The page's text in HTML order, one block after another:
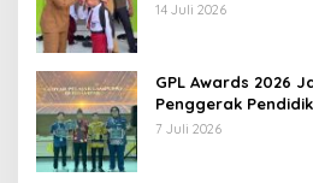
14 Juli 2026
GPL Awards 2026
Penggerak
7 Juli 2026